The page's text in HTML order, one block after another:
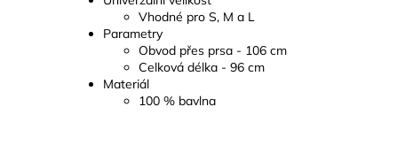
Vhodné pro S, M a L
Parametry
Obvod přes prsa - 106 cm
Celková délka - 96 cm
Materiál
100 % bavlna